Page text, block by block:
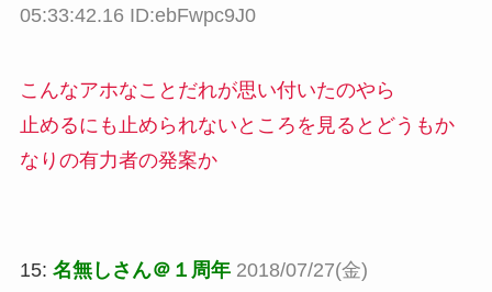
05:33:42.16 ID:ebFwpc9J0
こんなアホなことだれが思い付いたのやら
止めるにも止められないところを見るとどうもか
なりの有力者の発案か
15: 名無しさん＠１周年 2018/07/27(金)